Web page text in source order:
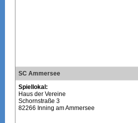
SC Ammersee
Spiellokal:
Haus der Vereine
Schornstraße 3
82266 Inning am Ammersee